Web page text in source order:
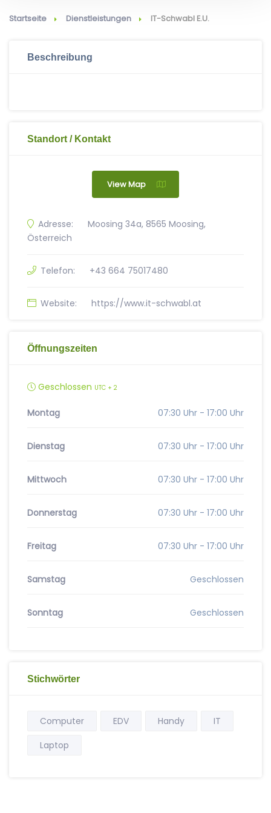
Startseite Dienstleistungen IT-Schwabl E.U.
Beschreibung
Standort / Kontakt
View Map
Adresse:
Moosing 34a, 8565 Moosing,
Österreich
Telefon: +43 664 75017480
Website: https://www.it-schwabl.at
Öffnungszeiten
Geschlossen UTC + 2
Montag 07:30 Uhr - 17:00 Uhr
Dienstag 07:30 Uhr - 17:00 Uhr
Mittwoch 07:30 Uhr - 17:00 Uhr
Donnerstag 07:30 Uhr - 17:00 Uhr
Freitag 07:30 Uhr - 17:00 Uhr
Samstag Geschlossen
Sonntag Geschlossen
Stichwörter
Computer EDV Handy
IT
Laptop